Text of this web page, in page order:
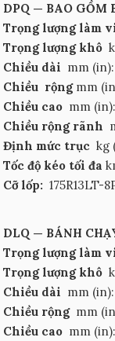
DPQ — BAO GỒM
Trọng lượng làm
Trọng lượng khô
Chiều dài mm (in):
Chiều rộng mm
Chiều cao mm
Chiều rộng rãnh
Định mức trục kg
Tốc độ kéo tối đa
Cỡ lốp: 175R13LT-
DLQ — BÁNH
Trọng lượng làm
Trọng lượng khô
Chiều dài mm (in):
Chiều rộng mm
Chiều cao mm